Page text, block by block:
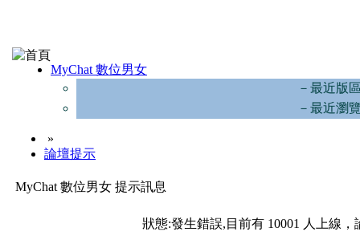
MyChat 數位男女
－最近版
－最近瀏
»
論壇提示
MyChat 數位男女 提示訊息
狀態:發生錯誤,目前有 10001 人上線